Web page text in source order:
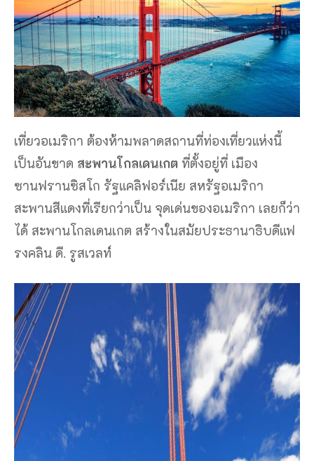
เที่ยวอเมริกา ต้องห้ามพลาดสถานที่ท่องเที่ยวแห่งนี้
เป็นอันขาด สะพานโกลเดนเกต ที่ตั้งอยู่ที่ เมือง
ซานฟรานซิสโก รัฐแคลิฟอร์เนีย สหรัฐอเมริกา
สะพานสีแดงที่เรียกว่าเป็น จุดเด่นของอเมริกา เลยก็ว่า
ได้ สะพานโกลเดนเกต สร้างในสมัยประธานาธิบดีแฟ
รงคลิน ดี. รูสเวลท์